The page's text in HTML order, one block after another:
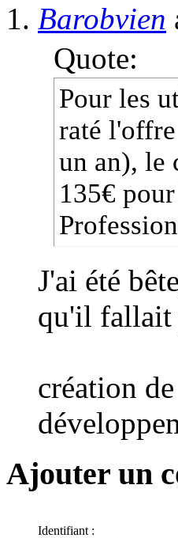
Barobvien
Quote:
Pour les
raté
un an), le
135€
J'ai été
qu'il fallait
création
Ajouter un
Identifiant :